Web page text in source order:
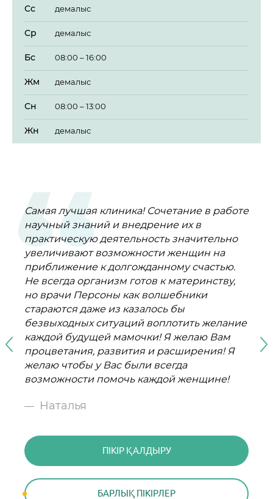
Сc демалыс
Ср демалыс
Бс 08:00 – 16:00
Жм демалыс
Сн 08:00 – 13:00
Жн демалыс
Самая лучшая клиника! Сочетание в работе
научный знаний и внедрение их в
практическую деятельность значительно
увеличивают возможности женщин на
приближение к долгожданному счастью.
Не всегда организм готов к материнству,
но врачи Персоны как волшебники
стараются даже из казалось бы
безвыходных ситуаций воплотить желание
каждой будущей мамочки! Я желаю Вам
процветания, развития и расширения! Я
желаю чтобы у Вас были всегда
возможности помочь каждой женщине!
Наталья
ПІКІР ҚАЛДЫРУ
БАРЛЫҚ ПІКІРЛЕР
Хочу поблагодарить клинику
Анжелика Огай
ПІКІР ҚАЛДЫРУ
БАРЛЫҚ ПІКІРЛЕР
Я являюсь клиентом клиники Персона и я
очень довольна профессионализмом
врачей и персонала, высоким качеством
оборудования и индивидуальным
подходом к каждому клиенту.
Благодарность врачам Карибаевой Ш.К.,
Валиеву Р.К. Айгерим Темирхановне, и
многим другим. Такие специалисты
помогли мне поверить в чудо, поверить в
себя и прийти к своим результатам. У меня
прекрасная дочь Алёна.
Елена Польшина
БАРЛЫҚ ПІКІРЛЕР
Замечательная клиника, попадаешь в
другой мир, доброжелательности и
отзывчивости!
Галина и Сергей
ПІКІР ҚАЛДЫРУ
БАРЛЫҚ ПІКІРЛЕР
От всего сердца поздравляю клинику ,,
Персона,, с Юбилеем!
Галина Семёнова
ПІКІР ҚАЛДЫРУ
БАРЛЫҚ ПІКІРЛЕР